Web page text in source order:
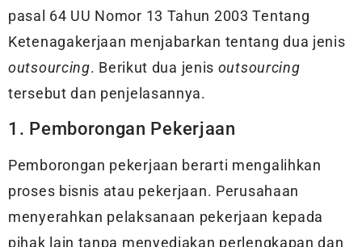
pasal 64 UU Nomor 13 Tahun 2003 Tentang
Ketenagakerjaan menjabarkan tentang dua jenis
outsourcing. Berikut dua jenis outsourcing
tersebut dan penjelasannya.
1. Pemborongan Pekerjaan
Pemborongan pekerjaan berarti mengalihkan
proses bisnis atau pekerjaan. Perusahaan
menyerahkan pelaksanaan pekerjaan kepada
pihak lain tanpa menyediakan perlengkapan dan